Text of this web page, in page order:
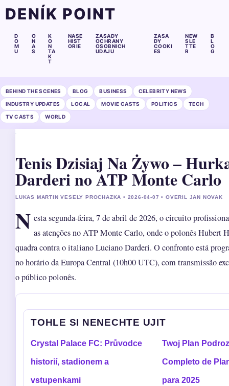
DENÍK POINT
D
O
M
U
O
N
A
S
K
O
N
TA
K
T
NASE
HIST
ORIE
ZASADY
OCHRANY
OSOBNICH
UDAJU
ZASA
DY
COOKI
ES
NEW
SLE
TTE
R
B
L
O
G
BEHIND THE SCENES BLOG BUSINESS CELEBRITY NEWS
INDUSTRY UPDATES LOCAL MOVIE CASTS POLITICS TECH
TV CASTS WORLD
Tenis Dzisiaj Na Żywo –
Darderi no ATP Monte Carlo
LUKAS MARTIN VESELY PROCHAZKA • 2026-04-07 • OVERIL JAN NOVAK
N esta segunda-feira, 7 de abril de 2026, o circuito
as atenções no ATP Monte Carlo, onde o polonês Hubert
quadra contra o italiano Luciano Darderi. O confronto está
no horário da Europa Central (10h00 UTC), com transmissão
o público polonês.
TOHLE SI NENECHTE UJIT
Crystal Palace FC: Průvodce
historií, stadionem a
vstupenkami
Twoj Plan
Completo de
para 2025